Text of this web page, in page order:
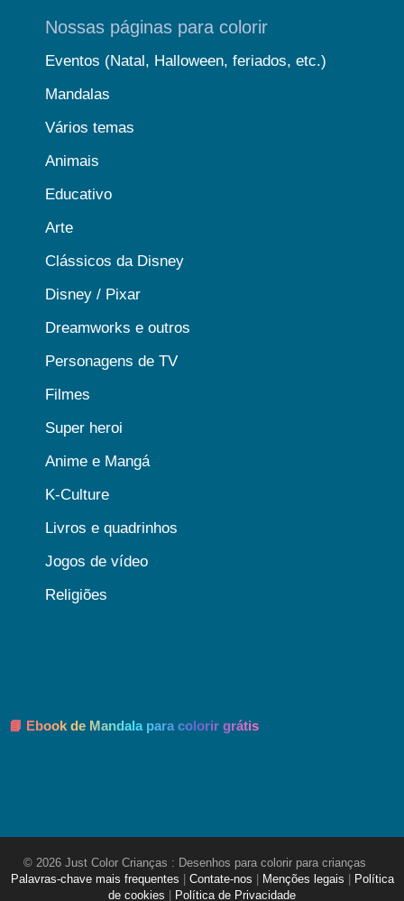
Nossas páginas para colorir
Eventos (Natal, Halloween, feriados, etc.)
Mandalas
Vários temas
Animais
Educativo
Arte
Clássicos da Disney
Disney / Pixar
Dreamworks e outros
Personagens de TV
Filmes
Super heroi
Anime e Mangá
K-Culture
Livros e quadrinhos
Jogos de vídeo
Religiões
📘 Ebook de Mandala para colorir grátis
© 2026 Just Color Crianças : Desenhos para colorir para crianças
Palavras-chave mais frequentes
Contate-nos Menções legais
Política
de cookies
Política de Privacidade